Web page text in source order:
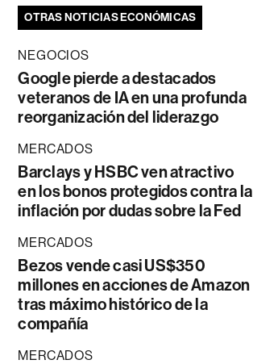
OTRAS NOTICIAS ECONÓMICAS
NEGOCIOS
Google pierde a destacados
veteranos de IA en una profunda
reorganización del liderazgo
MERCADOS
Barclays y HSBC ven atractivo
en los bonos protegidos contra la
inflación por dudas sobre la Fed
MERCADOS
Bezos vende casi US$350
millones en acciones de Amazon
tras máximo histórico de la
compañía
MERCADOS